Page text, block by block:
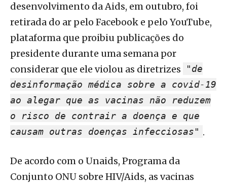
desenvolvimento da Aids, em outubro, foi
retirada do ar pelo Facebook e pelo YouTube,
plataforma que proibiu publicações do
presidente durante uma semana por
considerar que ele violou as diretrizes
"de
desinformação médica sobre a covid-19
ao alegar que as vacinas não reduzem
o risco de contrair a doença e que
causam outras doenças infecciosas" .
De acordo com o Unaids, Programa da
Conjunto ONU sobre HIV/Aids, as vacinas